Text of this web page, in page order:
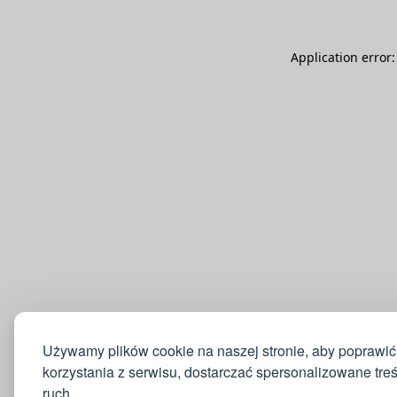
Używamy plików cookie na naszej stronie, aby
korzystania z serwisu, dostarczać spersonalizowane
Application